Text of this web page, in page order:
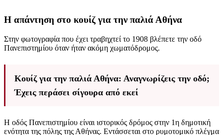
Η απάντηση στο κουίζ για την παλιά Αθήνα
Στην φωτογραφία που έχει τραβηχτεί το 1908 βλέπετε την οδό
Πανεπιστημίου όταν ήταν ακόμη χωματόδρομος.
Κουίζ για την παλιά Αθήνα: Αναγνωρίζεις την οδό;
Έχεις περάσει σίγουρα από εκεί
Η οδός Πανεπιστημίου είναι ιστορικός δρόμος στην 1η δημοτική
ενότητα της πόλης της Αθήνας. Εντάσσεται στο ρυμοτομικό πλέγμα